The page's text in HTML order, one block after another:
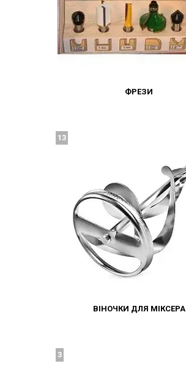
ФРЕЗИ
ВІНОЧКИ ДЛЯ МІКСЕРА
13
3